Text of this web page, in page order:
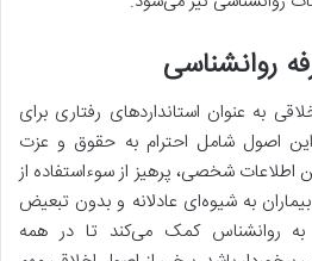
روانشناسی
به عنوان استانداردهای رفتاری برای
اصول شامل احترام به حقوق و عزت
اطلاعات شخصی، پرهیز از سوءاستفاده از
به شیوه‌ای عادلانه و بدون تبعیض
روانشناس کمک می‌کند تا در همه